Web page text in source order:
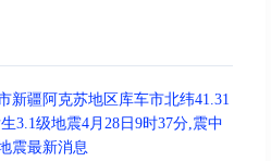
新疆阿克苏地区库车市北纬41.31
3.1级地震4月28日9时37分,震中
震最新消息